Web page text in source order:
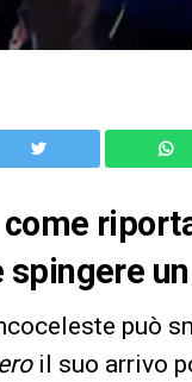
può
il suo arrivo